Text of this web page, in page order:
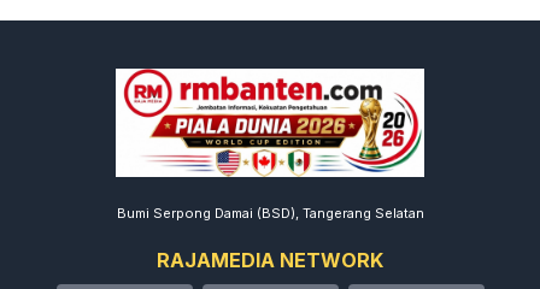
Bumi Serpong Damai (BSD), Tangerang Selatan
RAJAMEDIA NETWORK